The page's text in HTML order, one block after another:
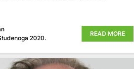
2020.
READ MORE